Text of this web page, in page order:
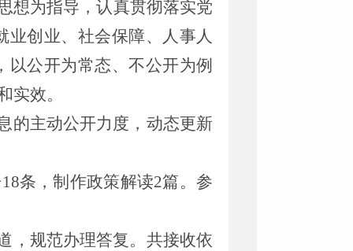
想为指导，认真贯彻落实党
创业、社会保障、人事人
公开为常态、不公开为例
实效。
的主动公开力度，动态更新
条，制作政策解读2篇。参
，规范办理答复。共接收依